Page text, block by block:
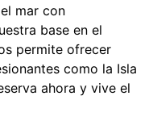
mar con
base en el
permite ofrecer
como la Isla
ahora y vive el